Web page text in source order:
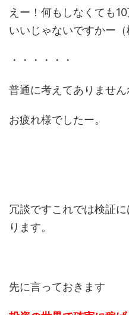
えー！何もしなくても
いいじゃないですかー（
・・・・・・
普通に考えてありません
お疲れ様でしたー。
冗談ですこれでは検証
ります。
先に言っておきます